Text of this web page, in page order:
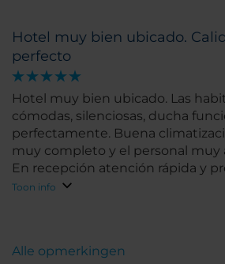
Hotel muy bien ubicado.
perfecto
Hotel muy bien ubicado. Las
cómodas, silenciosas, ducha
perfectamente. Buena climatización. El
muy completo y el personal muy
En recepción atención rápida y
Toon info
Alle opmerkingen